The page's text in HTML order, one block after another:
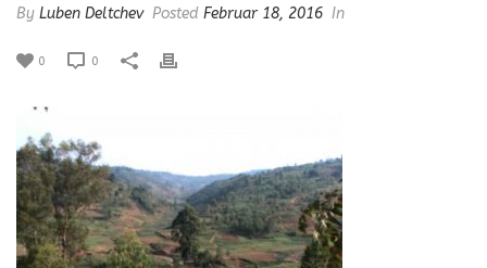
By Luben Deltchev Posted Februar 18, 2016 In
0 0